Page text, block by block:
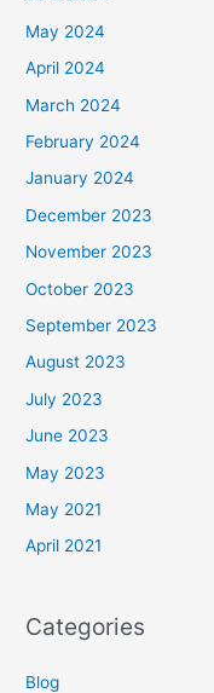
May 2024
April 2024
March 2024
February 2024
January 2024
December 2023
November 2023
October 2023
September 2023
August 2023
July 2023
June 2023
May 2023
May 2021
April 2021
Categories
Blog